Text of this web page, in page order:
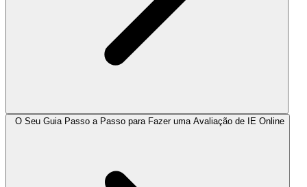
O Seu Guia Passo a Passo para Fazer uma Avaliação de IE Online